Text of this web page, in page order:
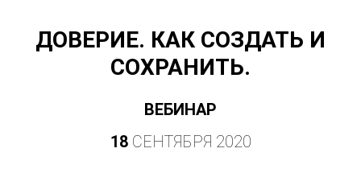
ДОВЕРИЕ. КАК СОЗДАТЬ И
СОХРАНИТЬ.
ВЕБИНАР
18СЕНТЯБРЯ 2020